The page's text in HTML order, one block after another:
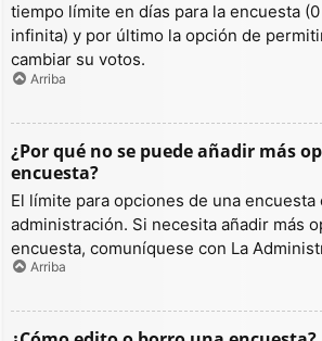
tiempo límite en días para la encuesta
infinita) y por último la opción de
cambiar su votos.
Arriba
¿Por qué no se puede añadir más
encuesta?
El límite para opciones de una
administración. Si necesita añadir más
encuesta, comuníquese con La
Arriba